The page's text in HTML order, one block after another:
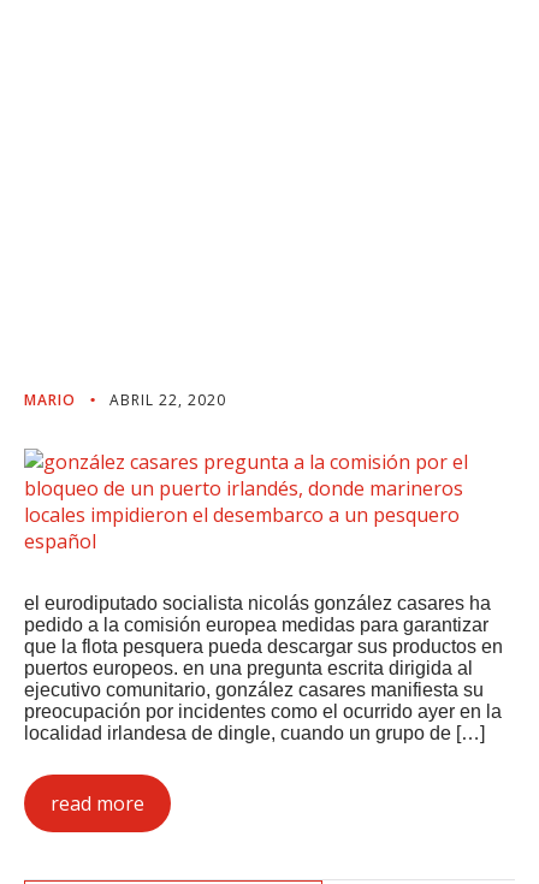
MARIO ABRIL 22, 2020
el eurodiputado socialista nicolás gonzález casares ha
pedido a la comisión europea medidas para garantizar
que la flota pesquera pueda descargar sus productos en
puertos europeos. en una pregunta escrita dirigida al
ejecutivo comunitario, gonzález casares manifiesta su
preocupación por incidentes como el ocurrido ayer en la
localidad irlandesa de dingle, cuando un grupo de […]
read more